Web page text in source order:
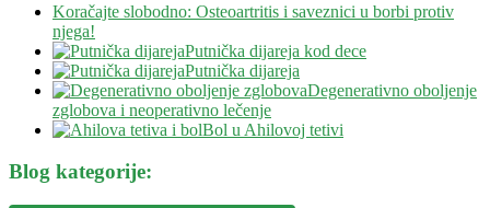
Koračajte slobodno: Osteoartritis i saveznici u borbi protiv
njega!
Putnička dijareja kod dece
Putnička dijareja
Degenerativno oboljenje
zglobova i neoperativno lečenje
Bol u Ahilovoj tetivi
Blog kategorije: